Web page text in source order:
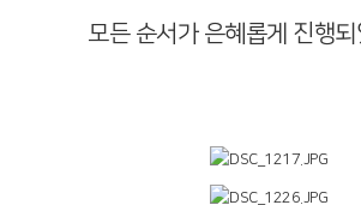
모든 순서가 은혜롭게 진행